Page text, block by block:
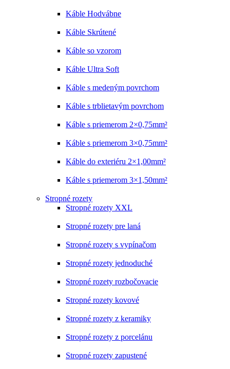
Káble Hodvábne
Káble Skrútené
Káble so vzorom
Káble Ultra Soft
Káble s medeným povrchom
Káble s trblietavým povrchom
Káble s priemerom 2×0,75mm²
Káble s priemerom 3×0,75mm²
Káble do exteriéru 2×1,00mm²
Káble s priemerom 3×1,50mm²
Stropné rozety
Stropné rozety XXL
Stropné rozety pre laná
Stropné rozety s vypínačom
Stropné rozety jednoduché
Stropné rozety rozbočovacie
Stropné rozety kovové
Stropné rozety z keramiky
Stropné rozety z porcelánu
Stropné rozety zapustené